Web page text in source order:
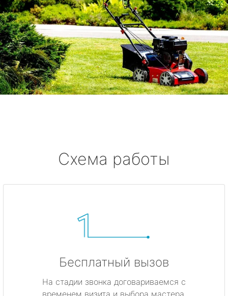
Саперный
Петро-Славянка
Тярлево
Смолячково
Схема работы
Бесплатный вызов
На стадии звонка договариваемся с